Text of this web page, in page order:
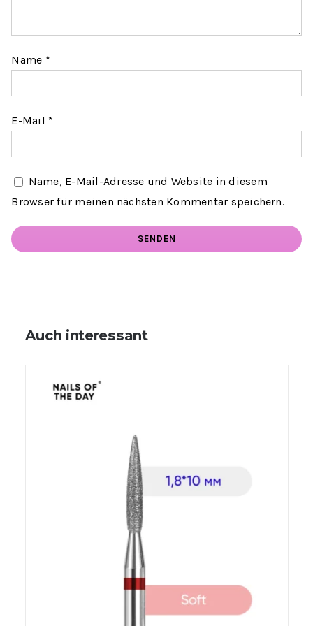
Name *
E-Mail *
Name, E-Mail-Adresse und Website in diesem
Browser für meinen nächsten Kommentar speichern.
Auch interessant